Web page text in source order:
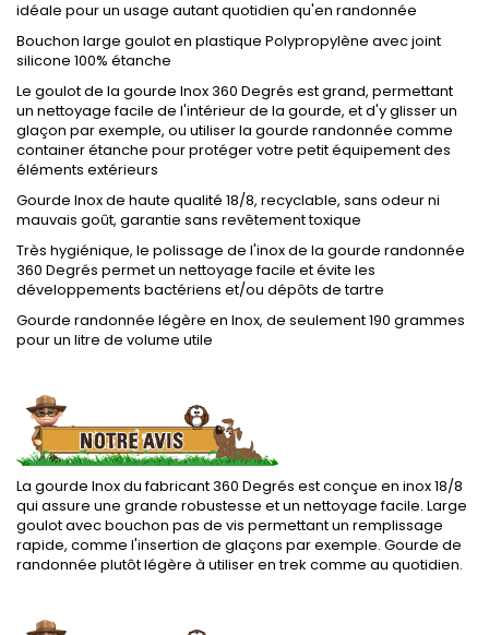
idéale pour un usage autant quotidien qu'en randonnée
Bouchon large goulot en plastique Polypropylène avec joint
silicone 100% étanche
Le goulot de la gourde Inox 360 Degrés est grand, permettant
un nettoyage facile de l'intérieur de la gourde, et d'y glisser un
glaçon par exemple, ou utiliser la gourde randonnée comme
container étanche pour protéger votre petit équipement des
éléments extérieurs
Gourde Inox de haute qualité 18/8, recyclable, sans odeur ni
mauvais goût, garantie sans revêtement toxique
Très hygiénique, le polissage de l'inox de la gourde randonnée
360 Degrés permet un nettoyage facile et évite les
développements bactériens et/ou dépôts de tartre
Gourde randonnée légère en Inox, de seulement 190 grammes
pour un litre de volume utile
.
La gourde Inox du fabricant 360 Degrés est conçue en inox 18/8
qui assure une grande robustesse et un nettoyage facile. Large
goulot avec bouchon pas de vis permettant un remplissage
rapide, comme l'insertion de glaçons par exemple. Gourde de
randonnée plutôt légère à utiliser en trek comme au quotidien.
.